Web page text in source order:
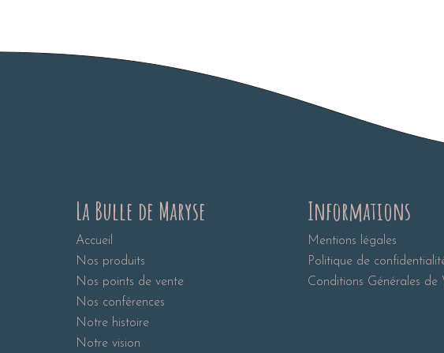
La Bulle de Maryse
Accueil
Nos produits
Nos points de vente
Nos conférences
Notre histoire
Notre vision
Informations
Mentions légales
Politique de
Conditions Générales de